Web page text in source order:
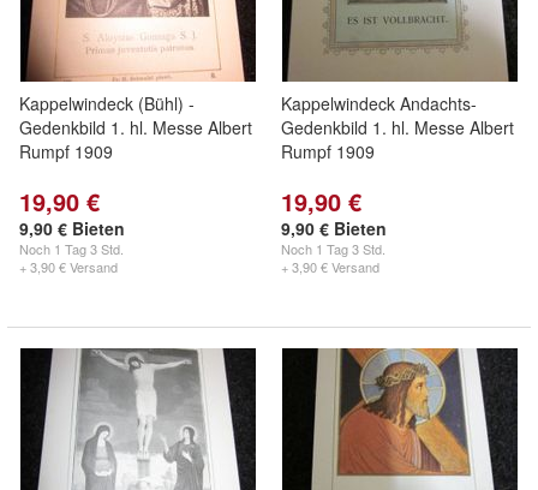
Kappelwindeck (Bühl) -
Gedenkbild 1. hl. Messe Albert
Rumpf 1909
19,90 €
9,90 € Bieten
Noch 1 Tag 3 Std.
+ 3,90 € Versand
Kappelwindeck Andachts-
Gedenkbild 1. hl. Messe Albert
Rumpf 1909
19,90 €
9,90 € Bieten
Noch 1 Tag 3 Std.
+ 3,90 € Versand